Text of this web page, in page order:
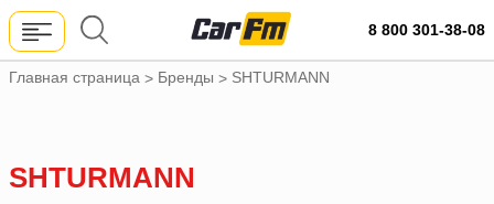
8 800 301-38-08
Главная страница > Бренды > SHTURMANN
SHTURMANN